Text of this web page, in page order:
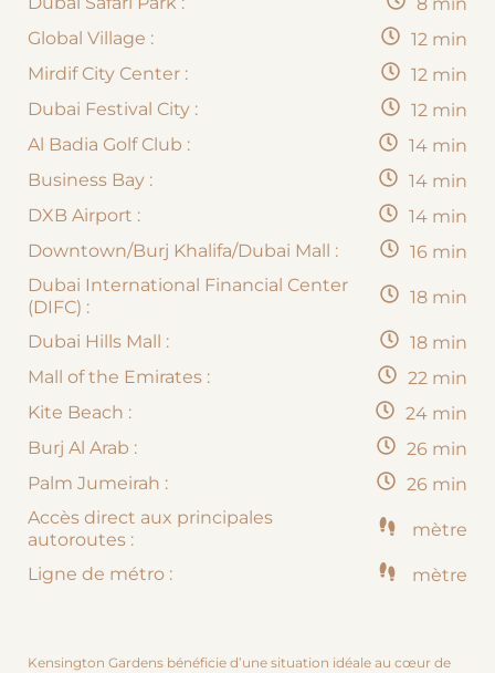
8 min
Global Village :
12 min
Mirdif City Center :
12 min
Dubai Festival City :
12 min
Al Badia Golf Club :
14 min
Business Bay :
14 min
DXB Airport :
14 min
Downtown/Burj Khalifa/Dubai Mall :
16 min
Dubai International Financial Center
(DIFC) :
18 min
Dubai Hills Mall :
18 min
Mall of the Emirates :
22 min
Kite Beach :
24 min
Burj Al Arab :
26 min
Palm Jumeirah :
26 min
Accès direct aux principales
autoroutes :
mètre
Ligne de métro : mètre
Kensington Gardens bénéficie d’une situation idéale au cœur de